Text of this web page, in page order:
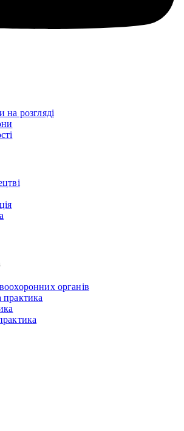
на розгляді
органів
практика